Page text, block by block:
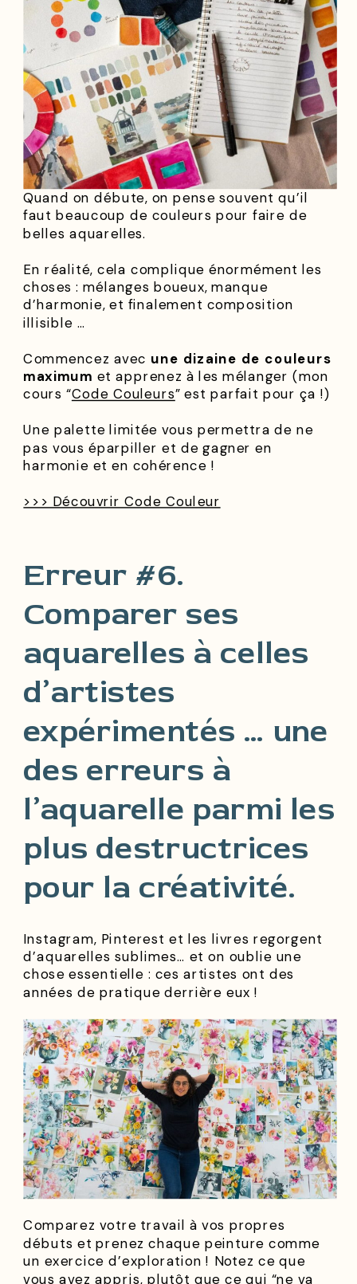
Quand on débute, on pense souvent qu’il
faut beaucoup de couleurs pour faire de
belles aquarelles.
En réalité, cela complique énormément les
choses : mélanges boueux, manque
d’harmonie, et finalement composition
illisible …
Commencez avec une dizaine de couleurs
maximum et apprenez à les mélanger (mon
cours “Code Couleurs” est parfait pour ça !)
Une palette limitée vous permettra de ne
pas vous éparpiller et de gagner en
harmonie et en cohérence !
>>> Découvrir Code Couleur
Erreur #6.
Comparer ses
aquarelles à celles
d’artistes
expérimentés … une
des erreurs à
l’aquarelle parmi les
plus destructrices
pour la créativité.
Instagram, Pinterest et les livres regorgent
d’aquarelles sublimes… et on oublie une
chose essentielle : ces artistes ont des
années de pratique derrière eux !
Comparez votre travail à vos propres
débuts et prenez chaque peinture comme
un exercice d’exploration ! Notez ce que
vous avez appris, plutôt que ce qui “ne va